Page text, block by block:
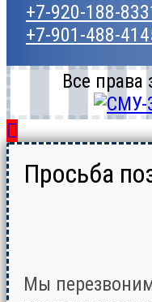
+7-920-188-
+7-901-488-
Все
Просьба
Мы